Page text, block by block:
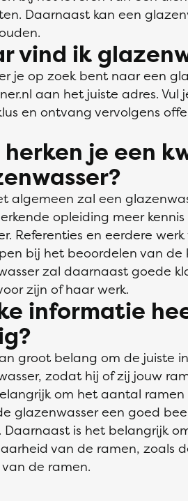
Daarnaast kan een
vind ik
je op zoek bent naar een
aan het juiste adres.
en ontvang vervolgens
herken je een
algemeen zal een
opleiding meer
Referenties en eerdere
bij het beoordelen van de
zal daarnaast goede
zijn of haar werk.
informatie
groot belang om de juiste
zodat hij of zij jouw
om het aantal
glazenwasser een goed
Daarnaast is het belangrijk
van de ramen, zoals
de ramen.